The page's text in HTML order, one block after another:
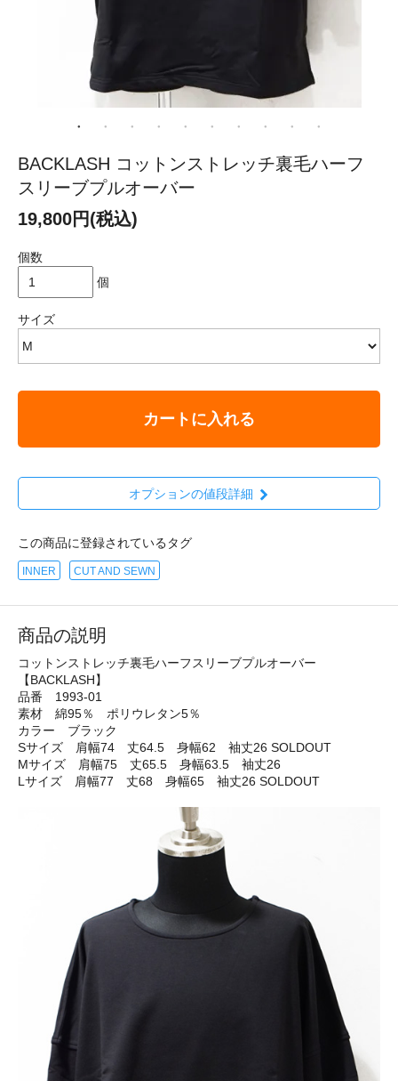
BACKLASH コットンストレッチ裏毛ハーフ
スリーブプルオーバー
19,800円(税込)
個数
個
サイズ
カートに入れる
オプションの値段詳細
この商品に登録されているタグ
INNER CUT AND SEWN
商品の説明
コットンストレッチ裏毛ハーフスリーブプルオーバー
【BACKLASH】
品番 1993-01
素材 綿95％ ポリウレタン5％
カラー ブラック
Sサイズ 肩幅74 丈64.5 身幅62 袖丈26 SOLDOUT
Mサイズ 肩幅75 丈65.5 身幅63.5 袖丈26
Lサイズ 肩幅77 丈68 身幅65 袖丈26 SOLDOUT